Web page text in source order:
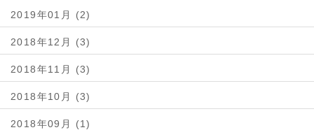
2019年01月 (2)
2018年12月 (3)
2018年11月 (3)
2018年10月 (3)
2018年09月 (1)